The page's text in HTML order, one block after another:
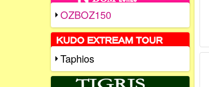
OZBOZ150
Taphios